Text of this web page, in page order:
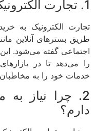
1. تجارت الکترونیک چیست؟
تجارت الکترونیک به
طریق بسترهای آنلاین
اجتماعی گفته می‌شود.
را می‌دهد تا در
خدمات خود را به مخاطبان
2. چرا نیاز به
دارم؟